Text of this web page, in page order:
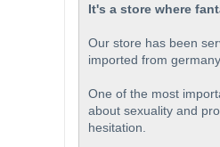
It's a store where
Our store has been
imported from
One of the most
about sexuality and
hesitation.